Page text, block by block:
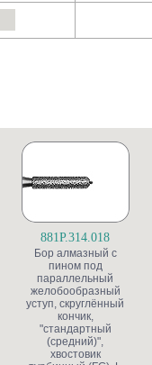
881P.314.018
Бор алмазный с
пином под
параллельный
желобообразный
уступ, скруглённый
кончик,
"стандартный
(средний)",
хвостовик